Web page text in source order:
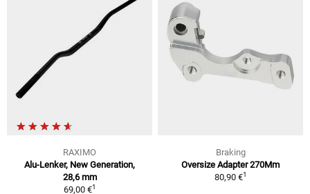
RAXIMO
Alu-Lenker, New Generation,
28,6 mm
69,00 €1
Braking
Oversize Adapter 270Mm
80,90 €1